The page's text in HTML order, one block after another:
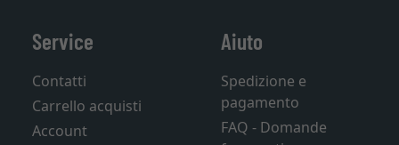
Service
Contatti
Carrello acquisti
Account
Aiuto
Spedizione e
pagamento
FAQ - Domande